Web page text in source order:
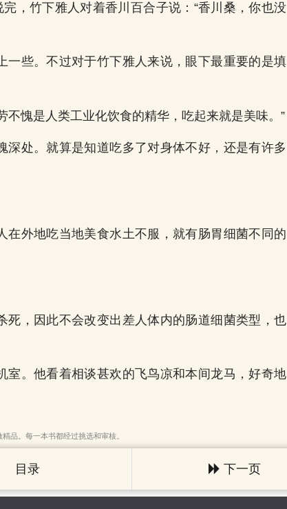
，竹下雅人对着香川百合子说：“香川桑，你也没
一些。不过对于竹下雅人来说，眼下最重要的是填
不愧是人类工业化饮食的精华，吃起来就是美味。”
深处。就算是知道吃多了对身体不好，还是有许多
在外地吃当地美食水土不服，就有肠胃细菌不同的
死，因此不会改变出差人体内的肠道细菌类型，也
室。他看着相谈甚欢的飞鸟凉和本间龙马，好奇地
品。每一本书都经过挑选和审核。
目录 下一页